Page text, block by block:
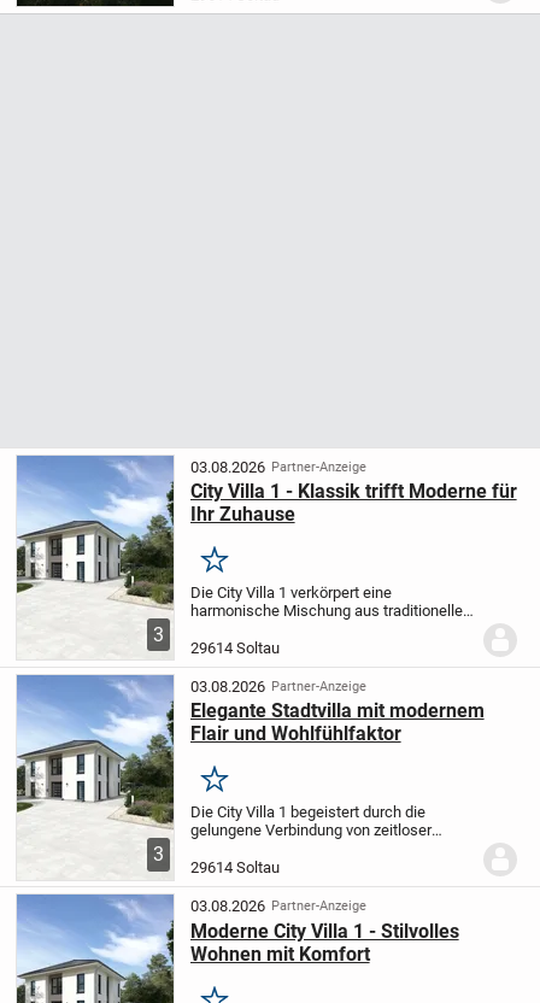
einem großen Grundstück ist es
3
03.08.2026 Partner-Anzeige
City Villa 1 - Klassik trifft Moderne für
Ihr Zuhause
Merken
Die City Villa 1 verkörpert eine
harmonische Mischung aus traditioneller
großzügige Wohn- und Essbereich
schafft Raum für entspannte
Familienabende sowie...
29614 Soltau
3
03.08.2026 Partner-Anzeige
Elegante Stadtvilla mit modernem
Flair und Wohlfühlfaktor
Merken
Die City Villa 1 begeistert durch die
gelungene Verbindung von zeitloser
Der weitläufige, offene Wohn- und
Essbereich bietet Ihnen und Ihrer Familie
beste...
29614 Soltau
03.08.2026 Partner-Anzeige
Moderne City Villa 1 - Stilvolles
Wohnen mit Komfort